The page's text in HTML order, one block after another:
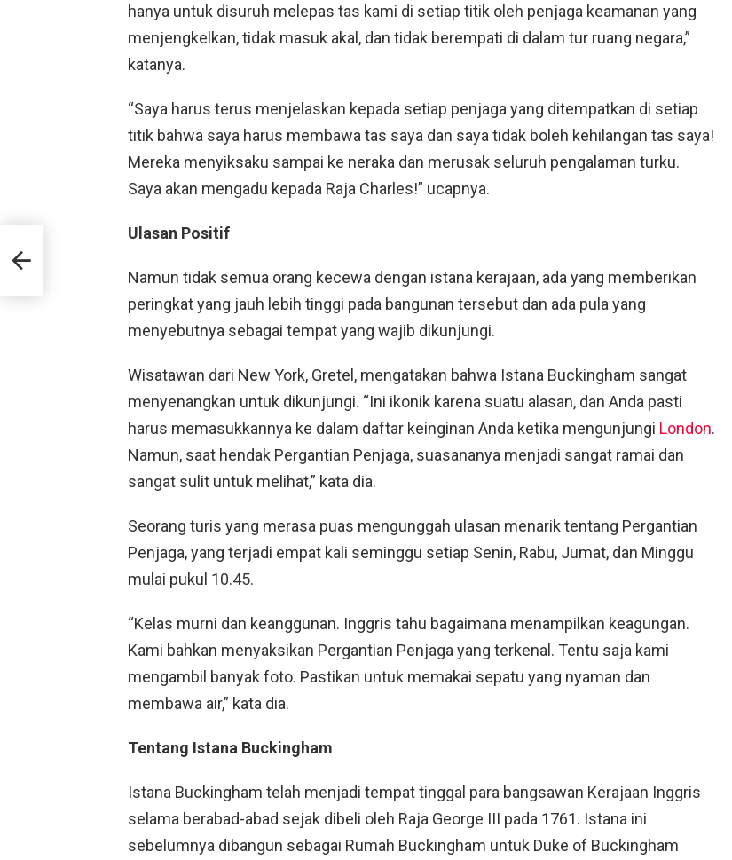
hanya untuk disuruh melepas tas kami di setiap titik oleh penjaga keamanan yang
menjengkelkan, tidak masuk akal, dan tidak berempati di dalam tur ruang negara,”
katanya.
“Saya harus terus menjelaskan kepada setiap penjaga yang ditempatkan di setiap
titik bahwa saya harus membawa tas saya dan saya tidak boleh kehilangan tas saya!
Mereka menyiksaku sampai ke neraka dan merusak seluruh pengalaman turku.
Saya akan mengadu kepada Raja Charles!” ucapnya.
Ulasan Positif
Namun tidak semua orang kecewa dengan istana kerajaan, ada yang memberikan
peringkat yang jauh lebih tinggi pada bangunan tersebut dan ada pula yang
menyebutnya sebagai tempat yang wajib dikunjungi.
Wisatawan dari New York, Gretel, mengatakan bahwa Istana Buckingham sangat
menyenangkan untuk dikunjungi. “Ini ikonik karena suatu alasan, dan Anda pasti
harus memasukkannya ke dalam daftar keinginan Anda ketika mengunjungi London.
Namun, saat hendak Pergantian Penjaga, suasananya menjadi sangat ramai dan
sangat sulit untuk melihat,” kata dia.
Seorang turis yang merasa puas mengunggah ulasan menarik tentang Pergantian
Penjaga, yang terjadi empat kali seminggu setiap Senin, Rabu, Jumat, dan Minggu
mulai pukul 10.45.
“Kelas murni dan keanggunan. Inggris tahu bagaimana menampilkan keagungan.
Kami bahkan menyaksikan Pergantian Penjaga yang terkenal. Tentu saja kami
mengambil banyak foto. Pastikan untuk memakai sepatu yang nyaman dan
membawa air,” kata dia.
Tentang Istana Buckingham
Istana Buckingham telah menjadi tempat tinggal para bangsawan Kerajaan Inggris
selama berabad-abad sejak dibeli oleh Raja George III pada 1761. Istana ini
sebelumnya dibangun sebagai Rumah Buckingham untuk Duke of Buckingham